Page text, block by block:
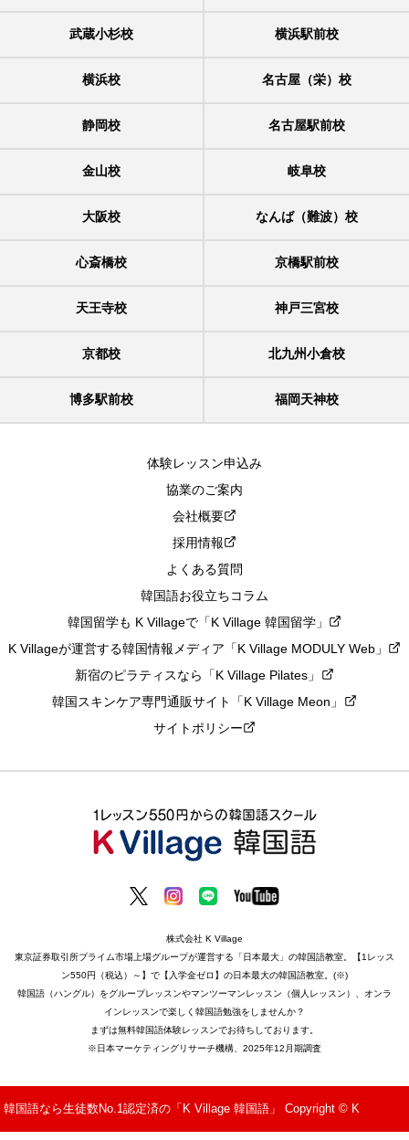
武蔵小杉校 横浜駅前校
横浜校 名古屋（栄）校
静岡校 名古屋駅前校
金山校 岐阜校
大阪校 なんば（難波）校
心斎橋校 京橋駅前校
天王寺校 神戸三宮校
京都校 北九州小倉校
博多駅前校 福岡天神校
体験レッスン申込み
協業のご案内
会社概要
採用情報
よくある質問
韓国語お役立ちコラム
韓国留学も K Villageで「K Village 韓国留学」
K Villageが運営する韓国情報メディア「K Village MODULY Web」
新宿のピラティスなら「K Village Pilates」
韓国スキンケア専門通販サイト「K Village Meon」
サイトポリシー
株式会社 K Village
東京証券取引所プライム市場上場グループが運営する「日本最大」の韓国語教室。【1レッス
ン550円（税込）～】で【入学金ゼロ】の日本最大の韓国語教室。(※)
韓国語（ハングル）をグループレッスンやマンツーマンレッスン（個人レッスン）、オンラ
インレッスンで楽しく韓国語勉強をしませんか？
まずは無料韓国語体験レッスンでお待ちしております。
※日本マーケティングリサーチ機構、2025年12月期調査
韓国語なら生徒数No.1認定済の「K Village 韓国語」 Copyright © K